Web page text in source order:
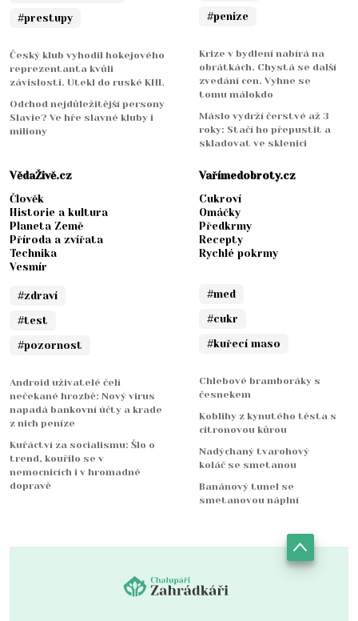
#prestupy
Český klub vyhodil hokejového
reprezentanta kvůli
závislosti. Utekl do ruské KHL
Odchod nejdůležitější persony
Slavie? Ve hře slavné kluby i
miliony
#penize
Krize v bydlení nabírá na
obrátkách. Chystá se další
zvedání cen. Vyhne se
tomu málokdo
Máslo vydrží čerstvé až 3
roky: Stačí ho přepustit a
skladovat ve sklenici
VědaŽivě.cz
Člověk
Historie a kultura
Planeta Země
Příroda a zvířata
Technika
Vesmír
#zdraví
#test
#pozornost
Android uživatelé čelí
nečekané hrozbě: Nový virus
napadá bankovní účty a krade
z nich peníze
Kuřáctví za socialismu: Šlo o
trend, kouřilo se v
nemocnicích i v hromadné
dopravě
Vařímedobroty.cz
Cukroví
Omáčky
Předkrmy
Recepty
Rychlé pokrmy
#med
#cukr
#kuřecí maso
Chlebové bramboráky s
česnekem
Koblihy z kynutého těsta s
citronovou kůrou
Nadýchaný tvarohový
koláč se smetanou
Banánový tunel se
smetanovou náplní